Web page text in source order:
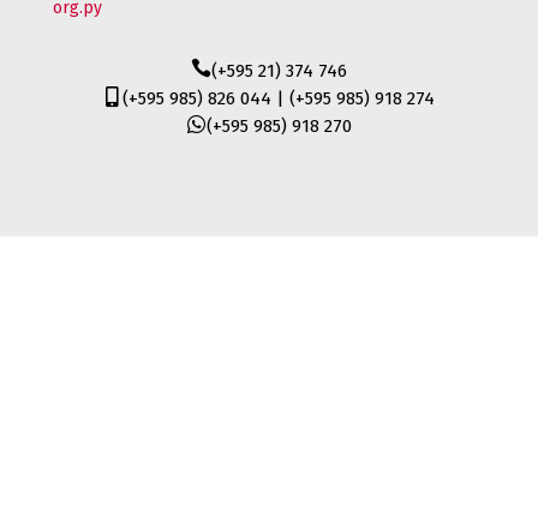
org.py
(+595 21) 374 746
 (+595 985) 826 044 | (+595 985) 918 274
(+595 985) 918 270